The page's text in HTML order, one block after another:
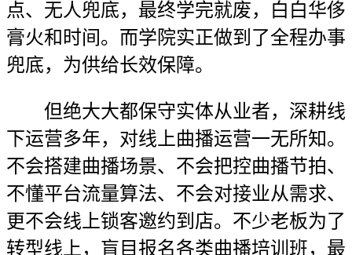
点、无人兜底，最终学完就废，白白华侈
膏火和时间。而学院实正做到了全程办事
兜底，为供给长效保障。
但绝大大都保守实体从业者，深耕线
下运营多年，对线上曲播运营一无所知。
不会搭建曲播场景、不会把控曲播节拍、
不懂平台流量算法、不会对接业从需求、
更不会线上锁客邀约到店。不少老板为了
转型线上，盲目报名各类曲播培训班，最